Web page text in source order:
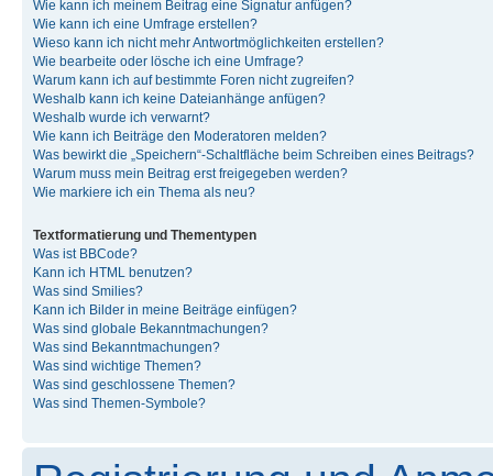
Wie kann ich meinem Beitrag eine Signatur anfügen?
Wie kann ich eine Umfrage erstellen?
Wieso kann ich nicht mehr Antwortmöglichkeiten erstellen?
Wie bearbeite oder lösche ich eine Umfrage?
Warum kann ich auf bestimmte Foren nicht zugreifen?
Weshalb kann ich keine Dateianhänge anfügen?
Weshalb wurde ich verwarnt?
Wie kann ich Beiträge den Moderatoren melden?
Was bewirkt die „Speichern“-Schaltfläche beim Schreiben eines Beitrags?
Warum muss mein Beitrag erst freigegeben werden?
Wie markiere ich ein Thema als neu?
Textformatierung und Thementypen
Was ist BBCode?
Kann ich HTML benutzen?
Was sind Smilies?
Kann ich Bilder in meine Beiträge einfügen?
Was sind globale Bekanntmachungen?
Was sind Bekanntmachungen?
Was sind wichtige Themen?
Was sind geschlossene Themen?
Was sind Themen-Symbole?